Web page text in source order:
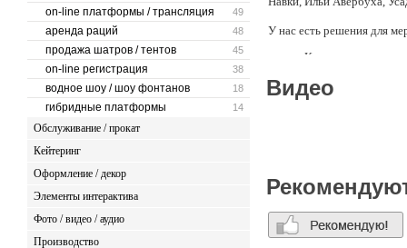
49
on-line платформы / трансляция
48
аренда раций
45
продажа шатров / тентов
38
on-line регистрация
18
водное шоу / шоу фонтанов
14
гибридные платформы
Обслуживание / прокат
Кейтеринг
Оформление / декор
Элементы интерактива
Фото / видео / аудио
Производство
У нас есть решения для
Краткосрочная
концертов,
Долгосрочная
Видео